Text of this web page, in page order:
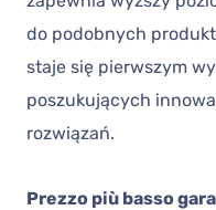
do podobnych
staje się pierwszym
poszukujących
rozwiązań.
Prezzo più basso